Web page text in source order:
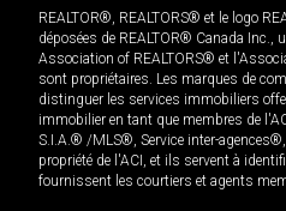
REALTOR®, REALTORS® et le logo
déposées de REALTOR® Canada Inc.,
Association of REALTORS® et
sont propriétaires. Les marques de
distinguer les services immobiliers
immobilier en tant que membres de
S.I.A.® /MLS®, Service inter-
propriété de l'ACI, et ils servent à
fournissent les courtiers et agents